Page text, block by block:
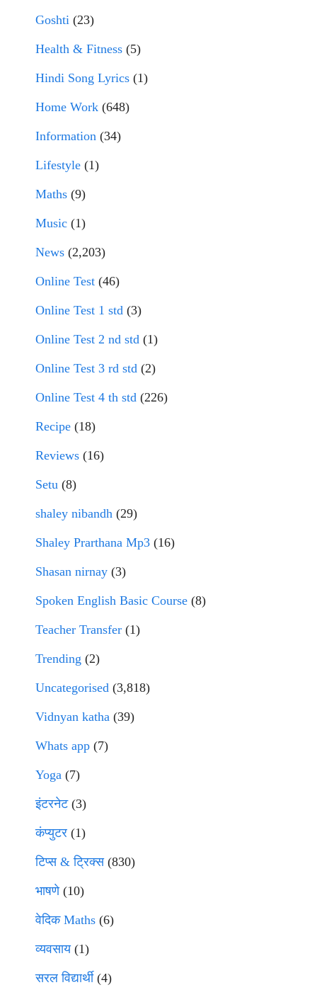
Goshti (23)
Health & Fitness (5)
Hindi Song Lyrics (1)
Home Work (648)
Information (34)
Lifestyle (1)
Maths (9)
Music (1)
News (2,203)
Online Test (46)
Online Test 1 std (3)
Online Test 2 nd std (1)
Online Test 3 rd std (2)
Online Test 4 th std (226)
Recipe (18)
Reviews (16)
Setu (8)
shaley nibandh (29)
Shaley Prarthana Mp3 (16)
Shasan nirnay (3)
Spoken English Basic Course (8)
Teacher Transfer (1)
Trending (2)
Uncategorised (3,818)
Vidnyan katha (39)
Whats app (7)
Yoga (7)
इंटरनेट(3)
कंप्युटर (1)
टिप्स & ट्रिक्स(830)
भाषणे(10)
वेदिक Maths (6)
व्यवसाय(1)
सरल विद्यार्थी(4)